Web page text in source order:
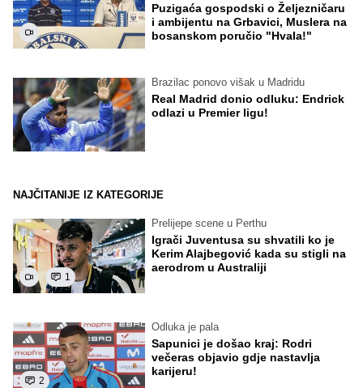
Puzigaća gospodski o Željezničaru
i ambijentu na Grbavici, Muslera na
bosanskom poručio "Hvala!"
Brazilac ponovo višak u Madridu
Real Madrid donio odluku: Endrick
odlazi u Premier ligu!
NAJČITANIJE IZ KATEGORIJE
1
Prelijepe scene u Perthu
Igrači Juventusa su shvatili ko je
Kerim Alajbegović kada su stigli na
aerodrom u Australiji
2
Odluka je pala
Sapunici je došao kraj: Rodri
večeras objavio gdje nastavlja
karijeru!